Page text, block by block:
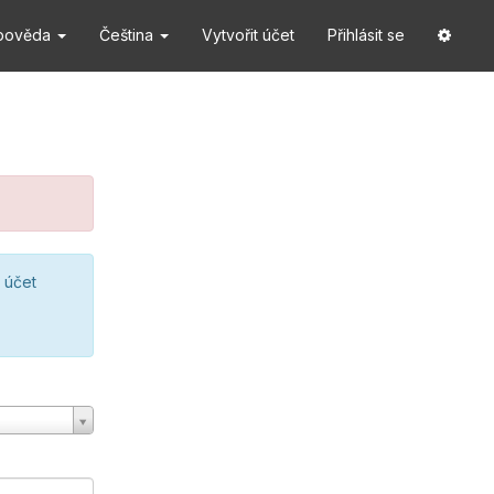
Čeština Vytvořit účet Přihlásit se
účet